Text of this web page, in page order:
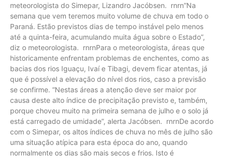
meteorologista do Simepar, Lizandro Jacóbsen. rnrn”Na
semana que vem teremos muito volume de chuva em todo o
Paraná. Estão previstos dias de tempo instável pelo menos
até a quinta-feira, acumulando muita água sobre o Estado”,
diz o meteorologista. rnrnPara o meteorologista, áreas que
historicamente enfrentam problemas de enchentes, como as
bacias dos rios Iguaçu, Ivaí e Tibagi, devem ficar atentas, já
que é possível a elevação do nível dos rios, caso a previsão
se confirme. “Nestas áreas a atenção deve ser maior por
causa deste alto índice de precipitação previsto e, também,
porque choveu muito na primeira semana de julho e o solo já
está carregado de umidade”, alerta Jacóbsen. rnrnDe acordo
com o Simepar, os altos índices de chuva no mês de julho são
uma situação atípica para esta época do ano, quando
normalmente os dias são mais secos e frios. Isto é